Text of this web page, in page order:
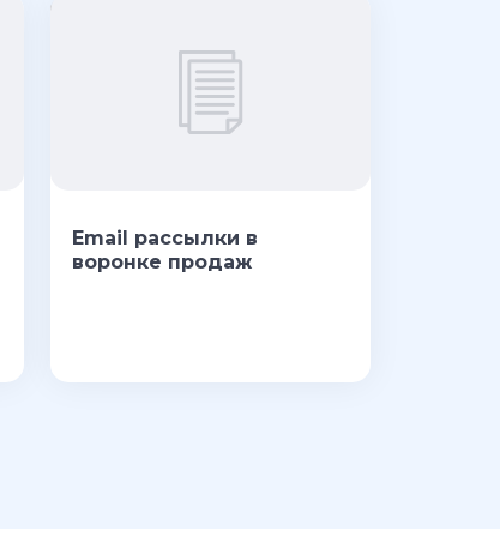
Email рассылки в
воронке продаж